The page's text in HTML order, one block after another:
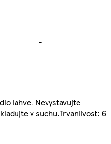
-
lahve. Nevystavujte
v suchu.Trvanlivost: 6